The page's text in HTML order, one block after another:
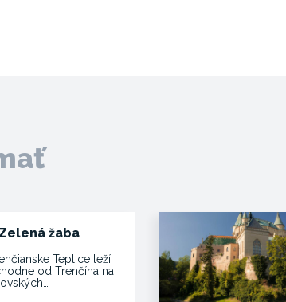
žaba
Teplice leží
od Trenčína na